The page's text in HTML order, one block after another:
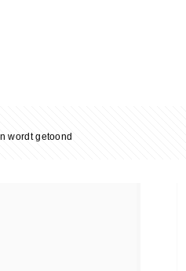
wordt getoond